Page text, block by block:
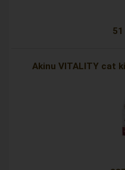
Akinu VITALITY cat